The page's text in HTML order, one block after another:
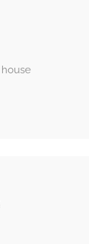
house